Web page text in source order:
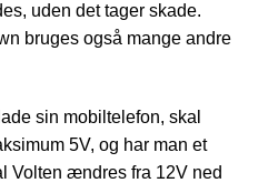
uden det tager skade.
bruges også mange andre
sin mobiltelefon, skal
5V, og har man et
Volten ændres fra 12V ned